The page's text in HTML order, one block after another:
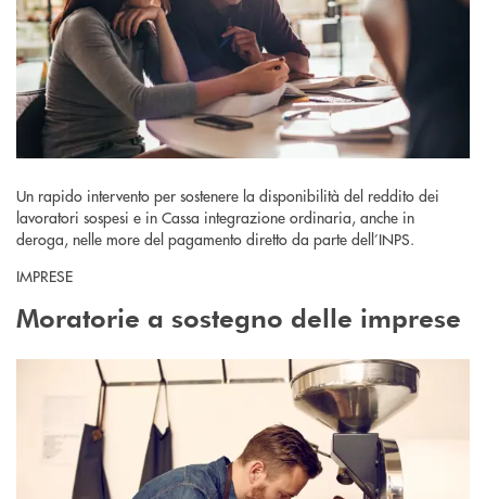
Un rapido intervento per sostenere la disponibilità del reddito dei
lavoratori sospesi e in Cassa integrazione ordinaria, anche in
deroga, nelle more del pagamento diretto da parte dell’INPS.
IMPRESE
Moratorie a sostegno delle imprese